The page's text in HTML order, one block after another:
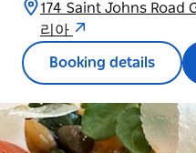
174 Saint Johns Road
리아
Booking details